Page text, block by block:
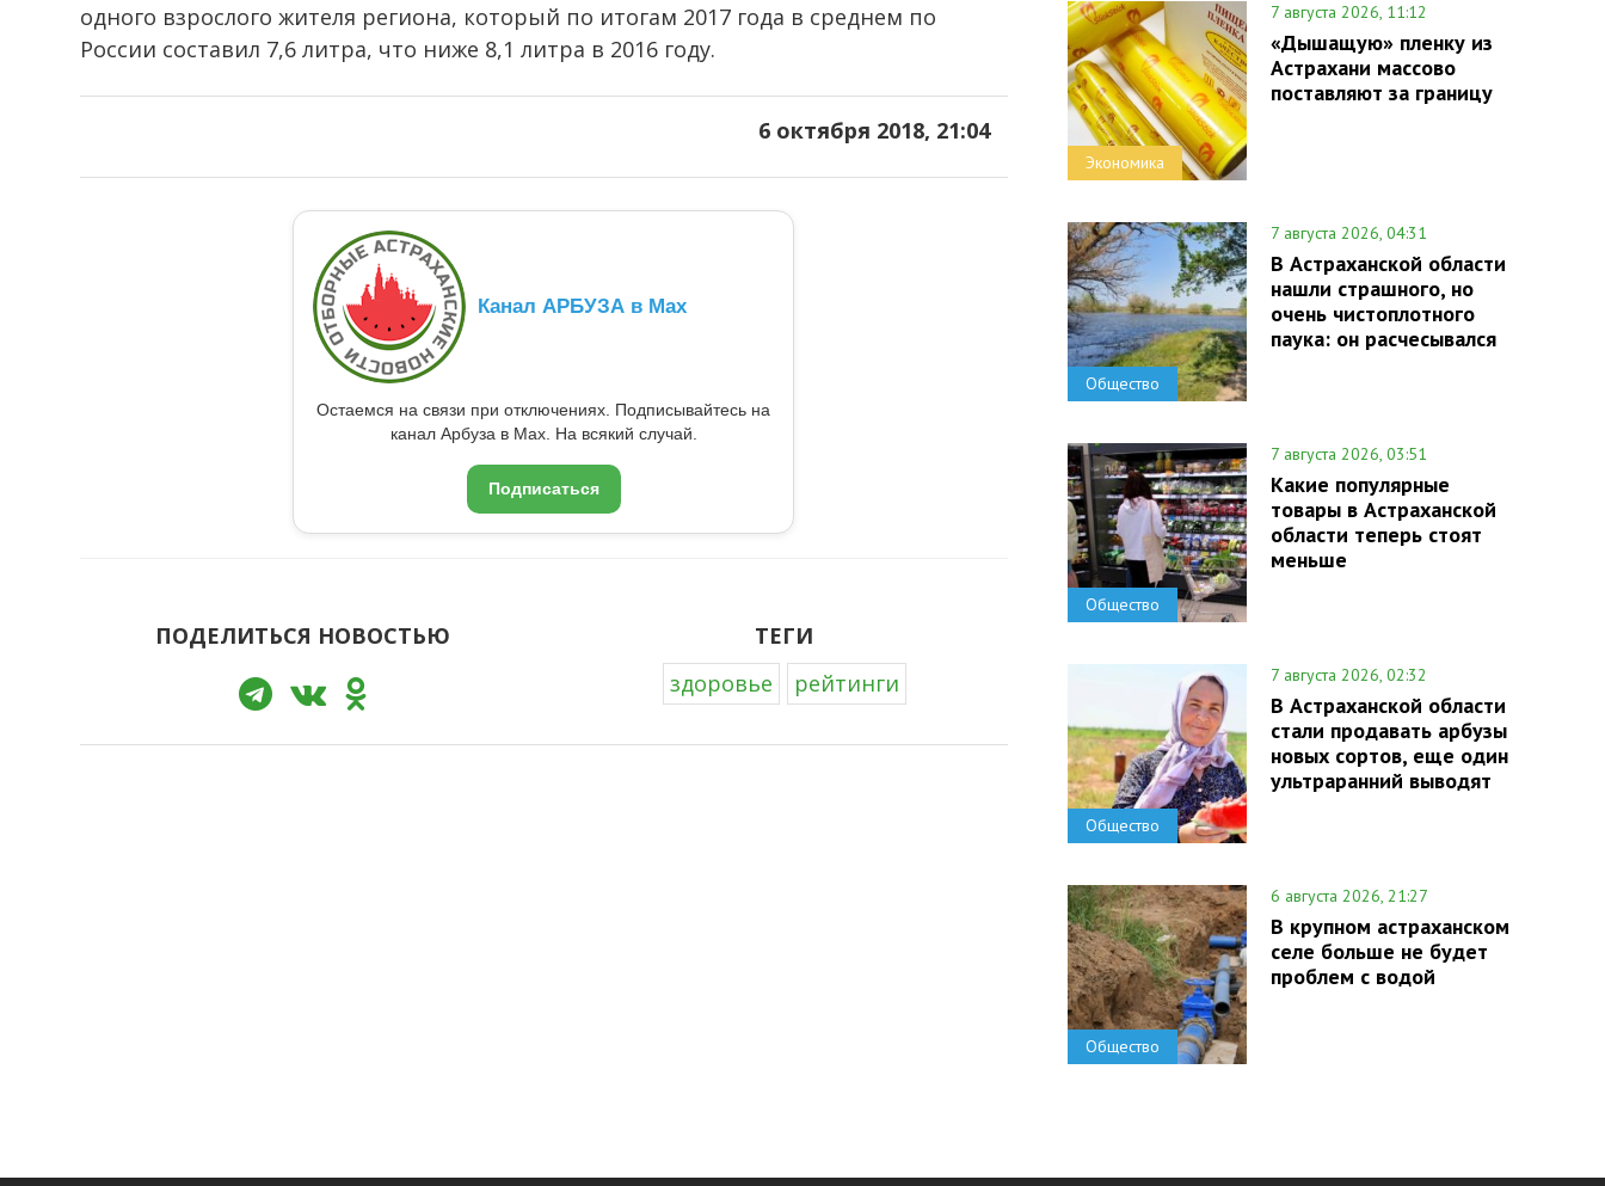
одного взрослого жителя региона, который по итогам 2017 года в среднем по
России составил 7,6 литра, что ниже 8,1 литра в 2016 году.
6 октября 2018, 21:04
Канал АРБУЗА в Max
Остаемся на связи при отключениях. Подписывайтесь на
канал Арбуза в Max. На всякий случай.
Подписаться
ПОДЕЛИТЬСЯ НОВОСТЬЮ
ТЕГИ
здоровье
рейтинги
Экономика
7 августа 2026, 11:12
«Дышащую» пленку из
Астрахани массово
поставляют за границу
Общество
7 августа 2026, 04:31
В Астраханской области
нашли страшного, но
очень чистоплотного
паука: он расчесывался
Общество
7 августа 2026, 03:51
Какие популярные
товары в Астраханской
области теперь стоят
меньше
Общество
7 августа 2026, 02:32
В Астраханской области
стали продавать арбузы
новых сортов, еще один
ультраранний выводят
Общество
6 августа 2026, 21:27
В крупном астраханском
селе больше не будет
проблем с водой